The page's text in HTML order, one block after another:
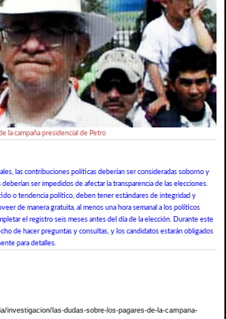
la campaña presidencial de Petro
las contribuciones políticas deberían ser consideradas soborno y
ser impedidos de afectar la transparencia de las elecciones.
o tendencia político, deben tener estándares de integridad y
de manera gratuita, al menos una hora semanal a los políticos
el registro seis meses antes del día de la elección. Durante este
de hacer preguntas y consultas, y los candidatos estarán obligados
para detalles.
investigacion/las-dudas-sobre-los-pagares-de-la-campana-